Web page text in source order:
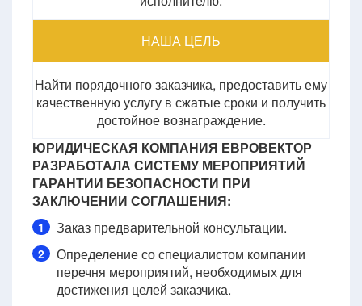
НАША ЦЕЛЬ
Найти порядочного заказчика, предоставить ему
качественную услугу в сжатые сроки и получить
достойное вознаграждение.
ЮРИДИЧЕСКАЯ КОМПАНИЯ ЕВРОВЕКТОР
РАЗРАБОТАЛА СИСТЕМУ МЕРОПРИЯТИЙ
ГАРАНТИИ БЕЗОПАСНОСТИ ПРИ
ЗАКЛЮЧЕНИИ СОГЛАШЕНИЯ:
1 Заказ предварительной консультации.
2
Определение со специалистом компании
перечня мероприятий, необходимых для
достижения целей заказчика.